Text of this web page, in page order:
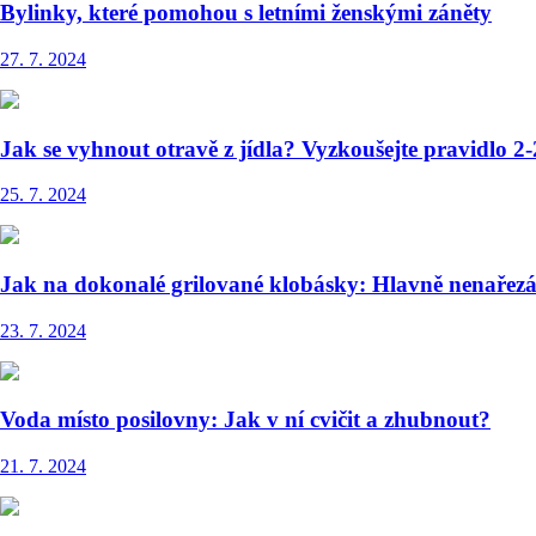
Bylinky, které pomohou s letními ženskými záněty
27. 7. 2024
Jak se vyhnout otravě z jídla? Vyzkoušejte pravidlo 2-
25. 7. 2024
Jak na dokonalé grilované klobásky: Hlavně
23. 7. 2024
Voda místo posilovny: Jak v ní cvičit a zhubnout?
21. 7. 2024